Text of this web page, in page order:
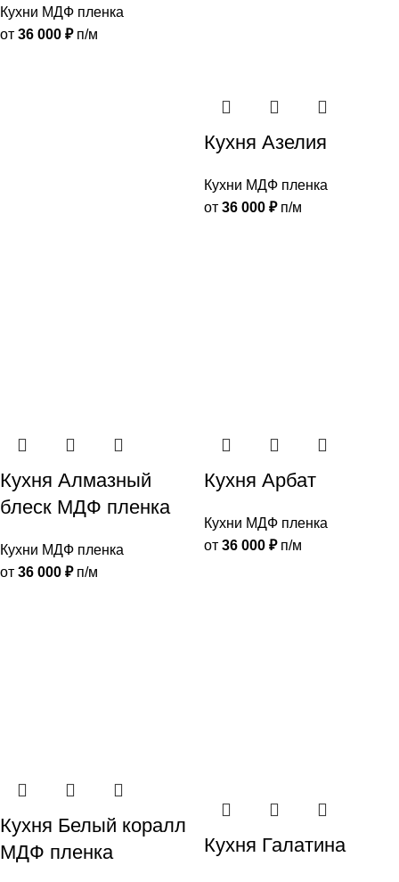
Кухни МДФ пленка
от 36 000 ₽п/м
Кухня Азелия
Кухни МДФ пленка
от 36 000 ₽п/м
Кухня Алмазный
блеск МДФ пленка
Кухни МДФ пленка
от 36 000 ₽п/м
Кухня Арбат
Кухни МДФ пленка
от 36 000 ₽п/м
Кухня Белый коралл
МДФ пленка
Кухня Галатина